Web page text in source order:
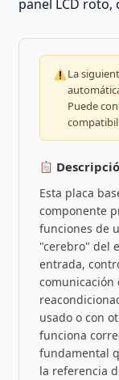
panel LCD roto,
La
Puede
Esta placa
componente
funciones de
"cerebro" del
entrada,
comunicación
usado o con
funciona
fundamental
la referencia